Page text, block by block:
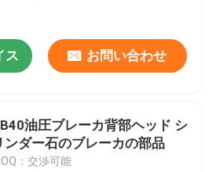
ス お問い合わせ
油圧ブレーカ背部ヘッド シ
ンダー石のブレーカの部品
：交渉可能